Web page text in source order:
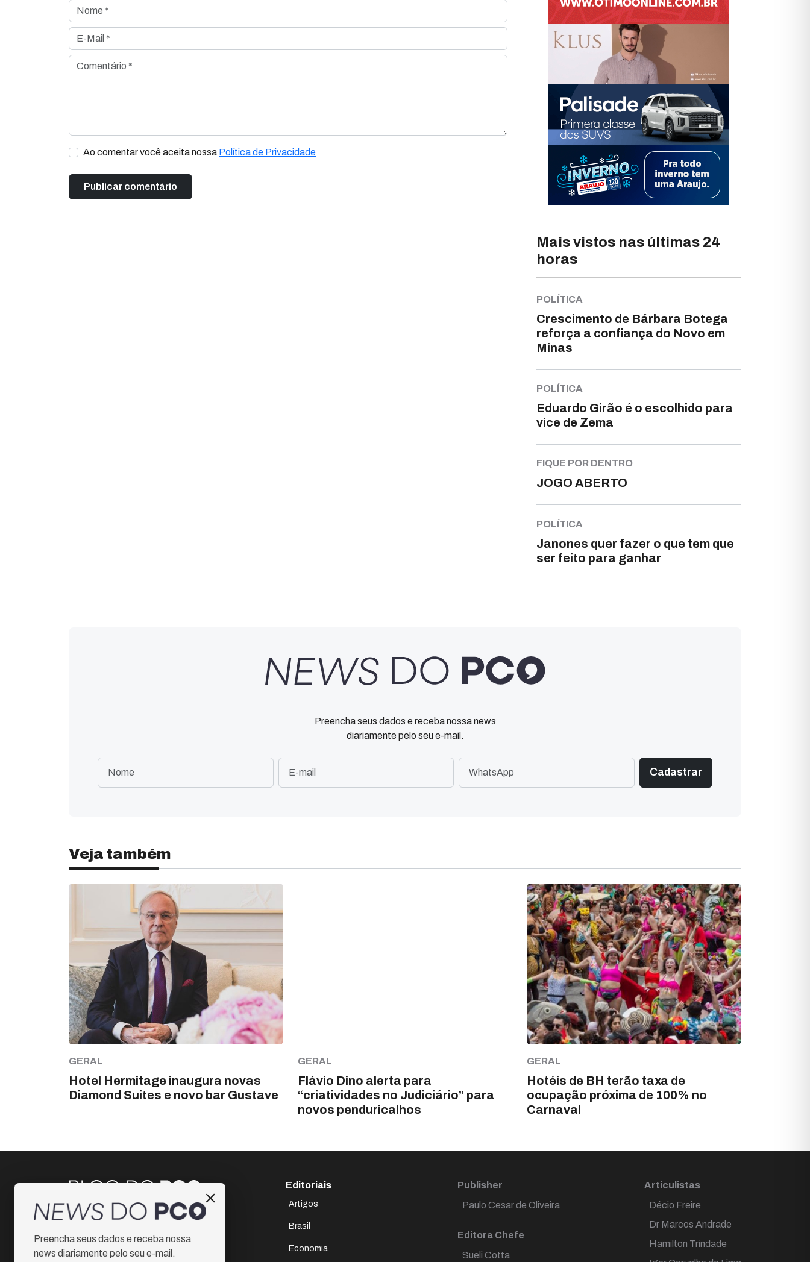
Nome *
E-Mail *
Comentário *
Ao comentar você aceita nossa Política de Privacidade
Mais vistos nas últimas 24
horas
POLÍTICA
Crescimento de Bárbara Botega
reforça a confiança do Novo em
Minas
POLÍTICA
Eduardo Girão é o escolhido para
vice de Zema
FIQUE POR DENTRO
JOGO ABERTO
POLÍTICA
Janones quer fazer o que tem que
ser feito para ganhar
Preencha seus dados e receba nossa news
diariamente pelo seu e-mail.
Veja também
GERAL
Hotel Hermitage inaugura novas
Diamond Suites e novo bar Gustave
GERAL
Flávio Dino alerta para
“criatividades no Judiciário” para
novos penduricalhos
GERAL
Hotéis de BH terão taxa de
ocupação próxima de 100% no
Carnaval
Instagram
Facebook
Editoriais
Artigos
Brasil
Economia
Publisher
Paulo Cesar de Oliveira
Editora Chefe
Sueli Cotta
Articulistas
Décio Freire
Dr Marcos Andrade
Hamilton Trindade
Preencha seus dados e receba nossa
news diariamente pelo seu e-mail.